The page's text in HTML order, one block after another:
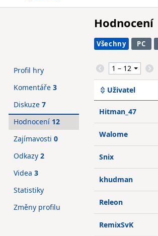
Hodnocení
Všechny PC
Uživatel
Hitman_47
Walome
Snix
khudman
Releon
RemixSvK
Profil hry
Komentáře 3
Diskuze 7
Hodnocení 12
Zajímavosti 0
Odkazy 2
Videa 3
Statistiky
Změny profilu